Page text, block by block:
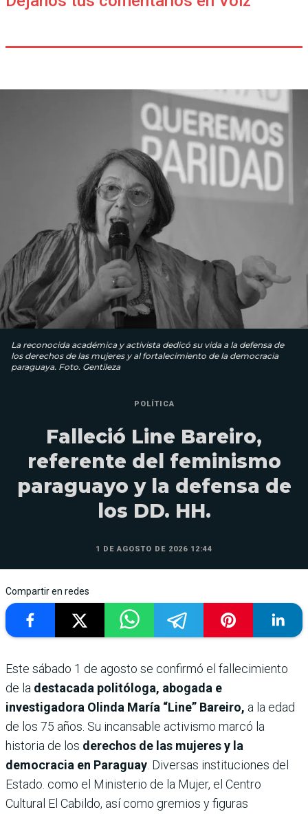
La reconocida académica y activista dedicó su vida a la defensa de
los derechos de las mujeres y al fortalecimiento de la democracia
paraguaya. Foto. Gentileza
POLÍTICA
Falleció Line Bareiro,
referente del feminismo
paraguayo y la defensa de
los DD. HH.
1 DE AGOSTO DE 2026 12:44
Compartir en redes
Este sábado 1 de agosto se confirmó el fallecimiento
de la destacada politóloga, abogada e
investigadora Olinda María “Line” Bareiro, a la edad
de los 75 años. Su incansable activismo marcó la
historia de los derechos de las mujeres y la
democracia en Paraguay . Diversas instituciones del
Estado. como el Ministerio de la Mujer, el Centro
Cultural El Cabildo, así como gremios y figuras